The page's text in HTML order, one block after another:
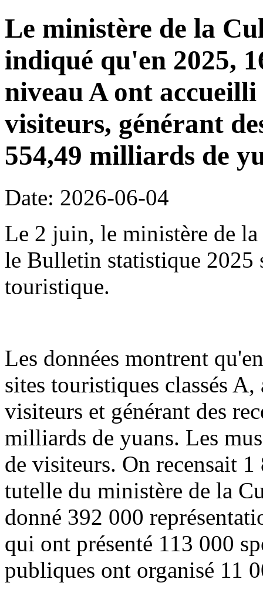
Le ministère de la
indiqué qu'en 2025,
niveau A ont
visiteurs, générant
554,49 milliards de
Date: 2026-06-04
Le 2 juin, le ministère de
le Bulletin statistique 2025
touristique.
Les données montrent
sites touristiques classés
visiteurs et générant des
milliards de yuans. Les
de visiteurs. On recensait
tutelle du ministère de la
donné 392 000
qui ont présenté 113 000
publiques ont organisé 11